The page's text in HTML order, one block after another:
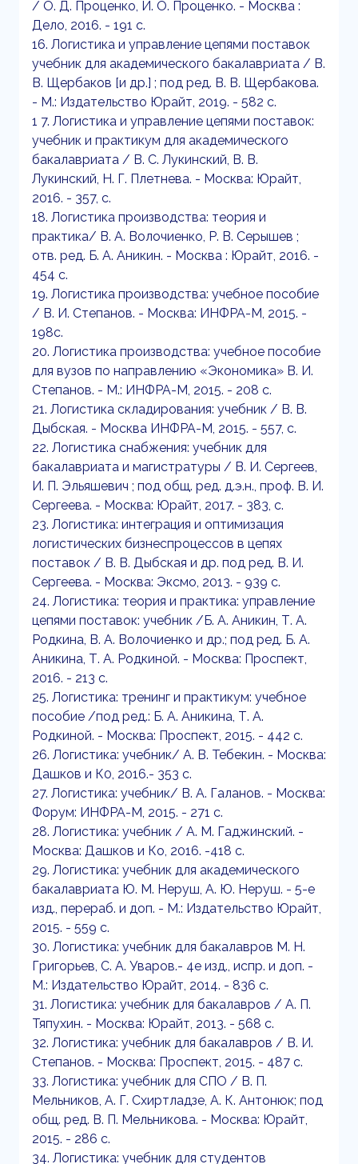
/ О. Д. Проценко, И. О. Проценко. - Москва :
Дело, 2016. - 191 с.
16. Логистика и управление цепями поставок
учебник для академического бакалавриата / В.
В. Щербаков [и др.] ; под ред. В. В. Щербакова.
- М.: Издательство Юрайт, 2019. - 582 с.
1 7. Логистика и управление цепями поставок:
учебник и практикум для академического
бакалавриата / В. С. Лукинский, В. В.
Лукинский, Н. Г. Плетнева. - Москва: Юрайт,
2016. - 357, с.
18. Логистика производства: теория и
практика/ В. А. Волочиенко, Р. В. Серышев ;
отв. ред. Б. А. Аникин. - Москва : Юрайт, 2016. -
454 с.
19. Логистика производства: учебное пособие
/ В. И. Степанов. - Москва: ИНФРА-М, 2015. -
198с.
20. Логистика производства: учебное пособие
для вузов по направлению «Экономика» В. И.
Степанов. - М.: ИНФРА-М, 2015. - 208 с.
21. Логистика складирования: учебник / В. В.
Дыбская. - Москва ИНФРА-М, 2015. - 557, с.
22. Логистика снабжения: учебник для
бакалавриата и магистратуры / В. И. Сергеев,
И. П. Эльяшевич ; под общ. ред. д.э.н., проф. В. И.
Сергеева. - Москва: Юрайт, 2017. - 383, с.
23. Логистика: интеграция и оптимизация
логистических бизнеспроцессов в цепях
поставок / В. В. Дыбская и др. под ред. В. И.
Сергеева. - Москва: Эксмо, 2013. - 939 с.
24. Логистика: теория и практика: управление
цепями поставок: учебник /Б. А. Аникин, Т. А.
Родкина, В. А. Волочиенко и др.; под ред. Б. А.
Аникина, Т. А. Родкиной. - Москва: Проспект,
2016. - 213 с.
25. Логистика: тренинг и практикум: учебное
пособие /под ред.: Б. А. Аникина, Т. А.
Родкиной. - Москва: Проспект, 2015. - 442 с.
26. Логистика: учебник/ А. В. Тебекин. - Москва:
Дашков и К0, 2016.- 353 с.
27. Логистика: учебник/ В. А. Галанов. - Москва:
Форум: ИНФРА-М, 2015. - 271 с.
28. Логистика: учебник / А. М. Гаджинский. -
Москва: Дашков и Ко, 2016. -418 с.
29. Логистика: учебник для академического
бакалавриата Ю. М. Неруш, А. Ю. Неруш. - 5-е
изд., перераб. и доп. - М.: Издательство Юрайт,
2015. - 559 с.
30. Логистика: учебник для бакалавров М. Н.
Григорьев, С. А. Уваров.- 4е изд., испр. и доп. -
М.: Издательство Юрайт, 2014. - 836 с.
31. Логистика: учебник для бакалавров / А. П.
Тяпухин. - Москва: Юрайт, 2013. - 568 с.
32. Логистика: учебник для бакалавров / В. И.
Степанов. - Москва: Проспект, 2015. - 487 с.
33. Логистика: учебник для СПО / В. П.
Мельников, А. Г. Схиртладзе, А. К. Антонюк; под
общ. ред. В. П. Мельникова. - Москва: Юрайт,
2015. - 286 с.
34. Логистика: учебник для студентов